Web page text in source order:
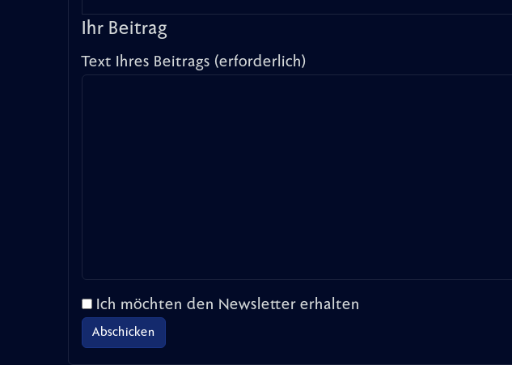
Ihr Beitrag
Text Ihres Beitrags (erforderlich)
Ich möchten den Newsletter erhalten